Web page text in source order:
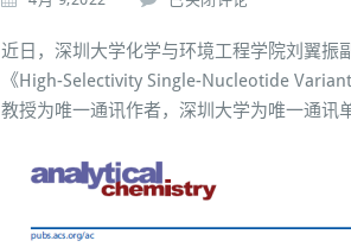
大
学
化
学
境
程
近日，深圳大学化学与环境工程学院刘翼振
《High-Selectivity Single-Nucleotide
教授为唯一通讯作者，深圳大学为唯一通讯